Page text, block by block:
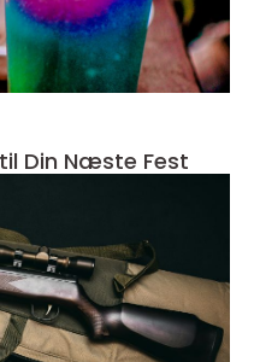
Din Næste Fest